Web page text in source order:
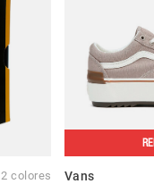
2 colores
Vans